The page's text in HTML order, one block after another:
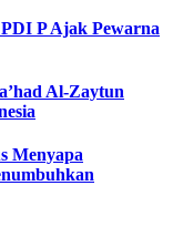
P Ajak Pewarna
Al-Zaytun
Menyapa